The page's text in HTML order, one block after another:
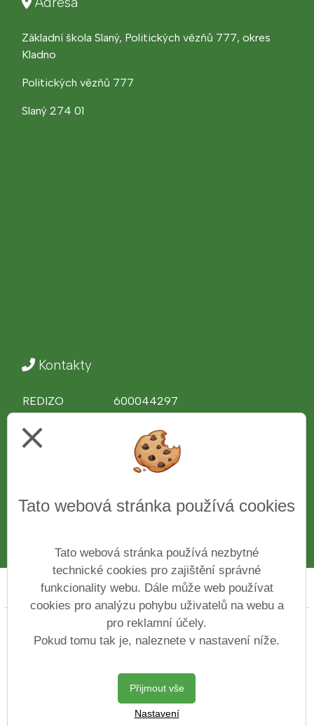
Základní škola Slaný, Politických vězňů 777, okres
Kladno
Politických vězňů 777
Slaný 274 01
Kontakty
REDIZO
600044297
Telefon
312 510 081
43776761
www.zshajeslany.cz
E-mail
1zsslany.haje@zshajeslany.cz
Číslo účtu
27-7171100227/0100
Prohlášení o přístupnosti Mapa webu Cookies
Copyright © 2022 - 2023 Základní škola ve Slaném Na
Hájích &
Vitalex Group - Tvorba školních
Postaveno ve službě
VlastníŠkolníWeb.cz
Vitalex CMS
close
Tato webová stránka používá cookies
Tato webová stránka používá nezbytné
technické cookies pro zajištění správné
funkcionality webu. Dále může web používat
cookies pro analýzu pohybu uživatelů na webu a
pro reklamní účely.
Pokud tomu tak je, naleznete v nastavení níže.
Přijmout vše
Nastavení